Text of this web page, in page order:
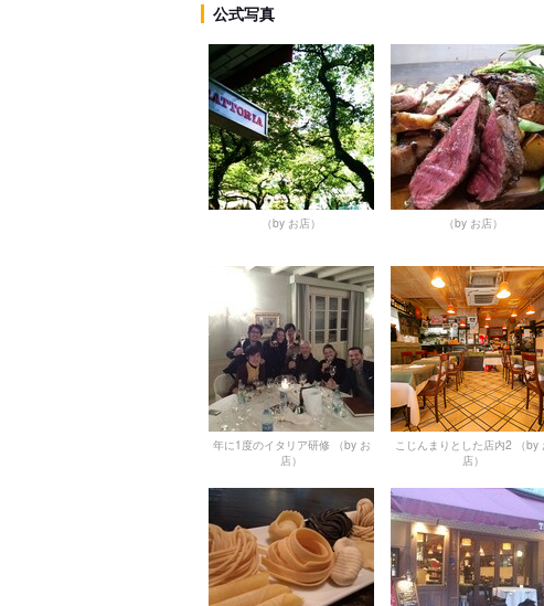
公式写真
（by お店） （by お店）
年に1度のイタリア研修
（by お
店）
こじんまりとした店内2
（by
店）